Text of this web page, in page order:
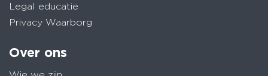
Legal educatie
Privacy Waarborg
Over ons